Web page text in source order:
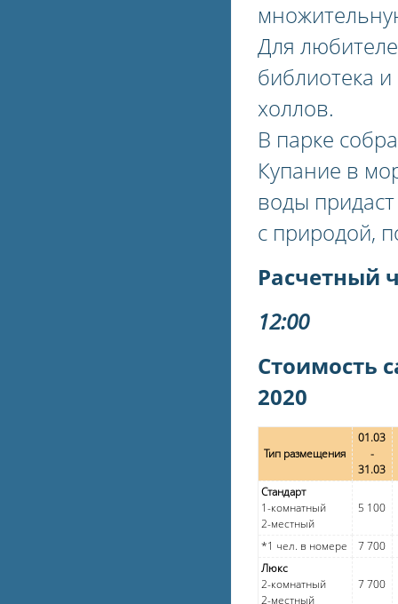
Для
библиотека
холлов.
В парке
Купание в
воды
с природой,
Расчетный
12:00
Стоимость
2020
Тип размещения
01.03
-
31.03
Стандарт
1-комнатный
2-местный
5 100
*1 чел. в номере
7 700
Люкс
2-комнатный
2-местный
7 700